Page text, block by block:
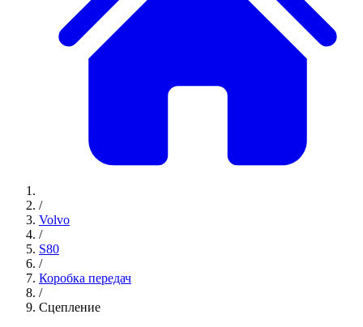
/
Volvo
/
S80
/
Коробка передач
/
Сцепление